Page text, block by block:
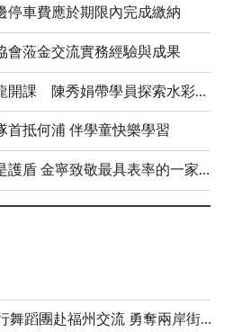
停車費應於期限內完成繳納
會蒞金交流實務經驗與成果
胡璉美學沙龍開課 陳秀娟帶學員探索水彩藝術
首抵何浦 伴學童快樂學習
父親是支柱是護盾 金寧致敬最具表率的一家之長
KDC金門流行舞蹈團赴福州交流 勇奪兩岸街舞賽三等獎